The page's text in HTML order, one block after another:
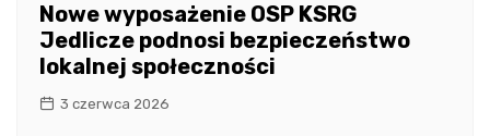
Nowe wyposażenie OSP KSRG
Jedlicze podnosi bezpieczeństwo
lokalnej społeczności
3 czerwca 2026